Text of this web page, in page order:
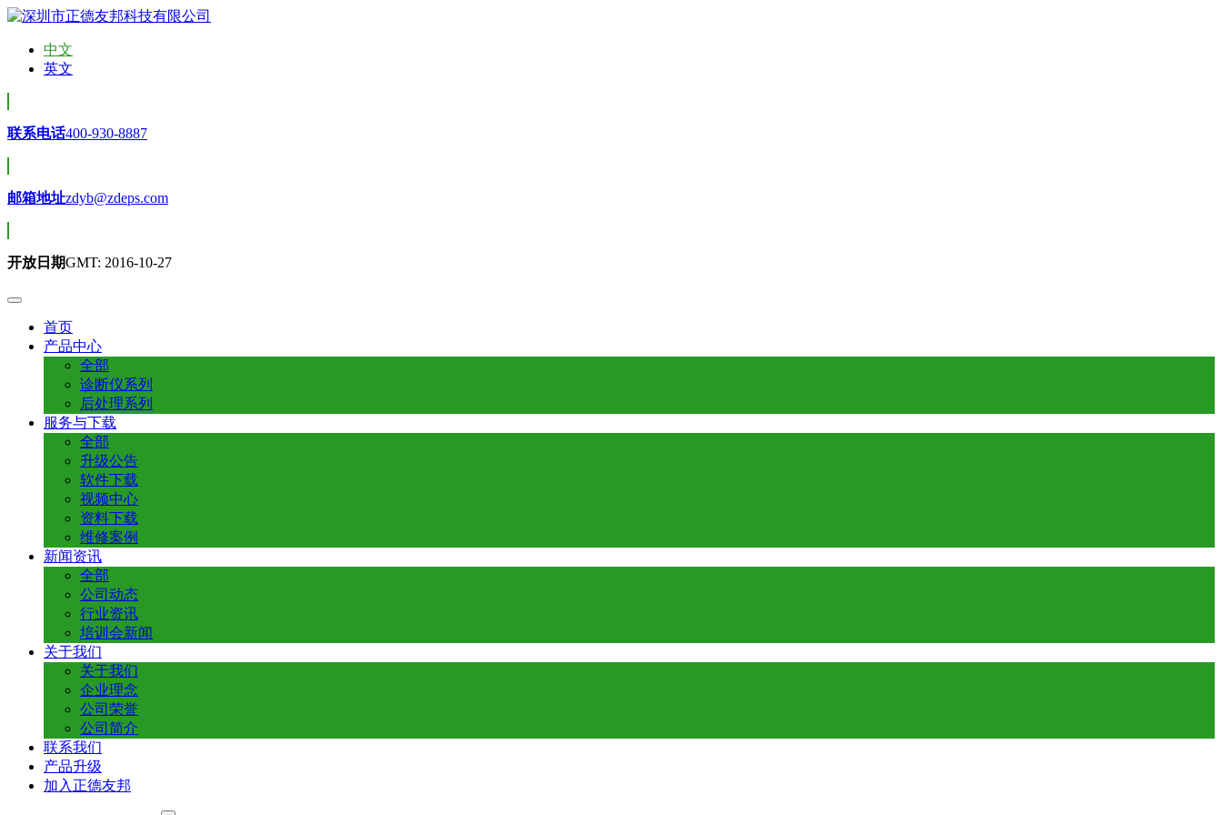
中文
英文
联系电话400-930-8887
邮箱地址zdyb@zdeps.com
开放日期GMT: 2016-10-27
首页
产品中心
全部
诊断仪系列
后处理系列
服务与下载
全部
升级公告
软件下载
视频中心
资料下载
维修案例
新闻资讯
全部
公司动态
行业资讯
培训会新闻
关于我们
关于我们
企业理念
公司荣誉
公司简介
联系我们
产品升级
加入正德友邦